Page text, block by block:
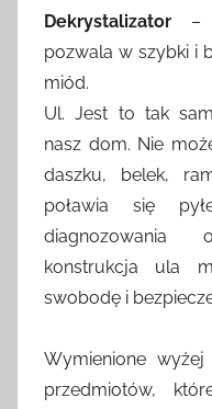
Dekrystalizator –
pozwala w szybki i
miód.
Ul. Jest to tak
nasz dom. Nie
daszku, belek,
poławia się
konstrukcja ula
swobodę i
Wymienione
przedmiotów,